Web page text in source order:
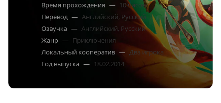
Время прохождения — 10 часов
Перевод — Английский, Русский
Озвучка — Английский, Русский
Жанр — Приключения
Локальный кооператив — Два игрока
Год выпуска — 18.02.2014